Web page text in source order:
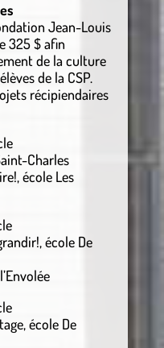
Jean-Louis
325 $ afin
de la culture
de la CSP.
récipiendaires
Charles
école Les
école De
école De